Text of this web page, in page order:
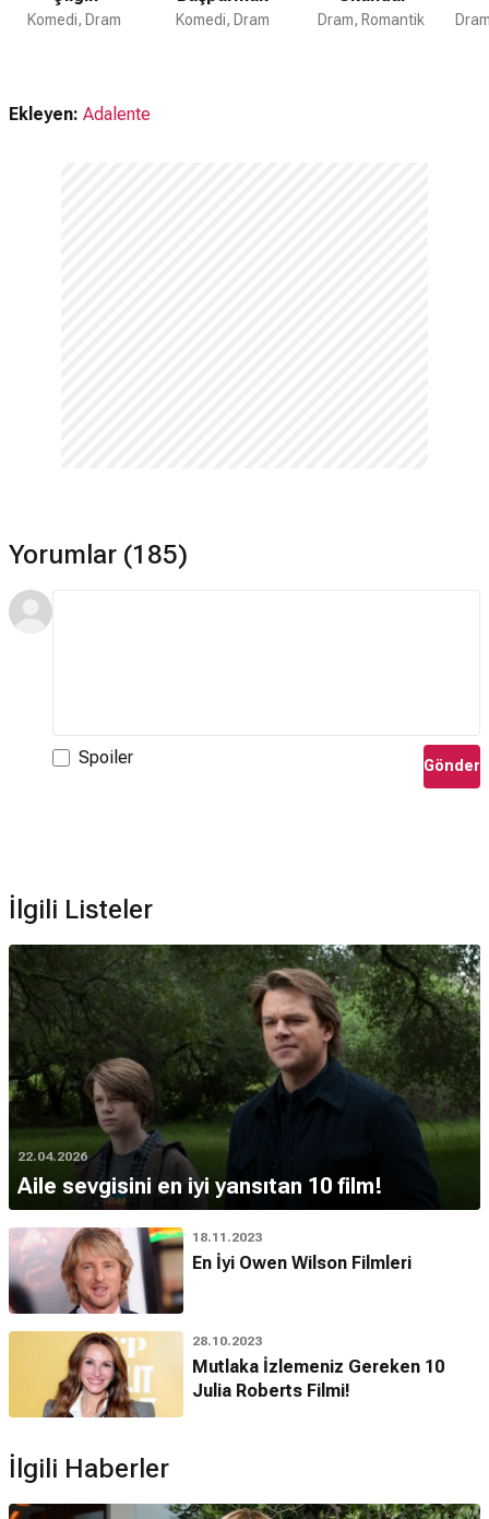
Komedi, Dram Komedi, Dram Dram, Romantik
Ekleyen: Adalente
Yorumlar (185)
Spoiler Gönder
İlgili Listeler
22.04.2026
Aile sevgisini en iyi yansıtan 10 film!
18.11.2023
En İyi Owen Wilson Filmleri
28.10.2023
Mutlaka İzlemeniz Gereken 10
Julia Roberts Filmi!
İlgili Haberler